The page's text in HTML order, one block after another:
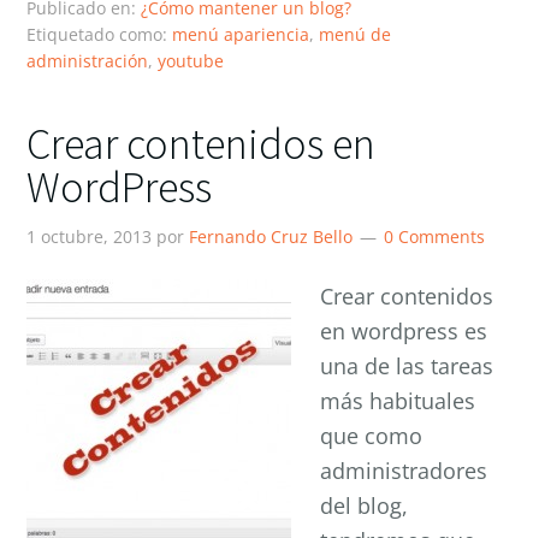
Publicado en:¿Cómo mantener un blog?
Etiquetado como: menú apariencia, menú de
administración,youtube
Crear contenidos en
WordPress
1 octubre, 2013 por Fernando Cruz Bello 0 Comments
Crear contenidos
en wordpress es
una de las tareas
más habituales
que como
administradores
del blog,